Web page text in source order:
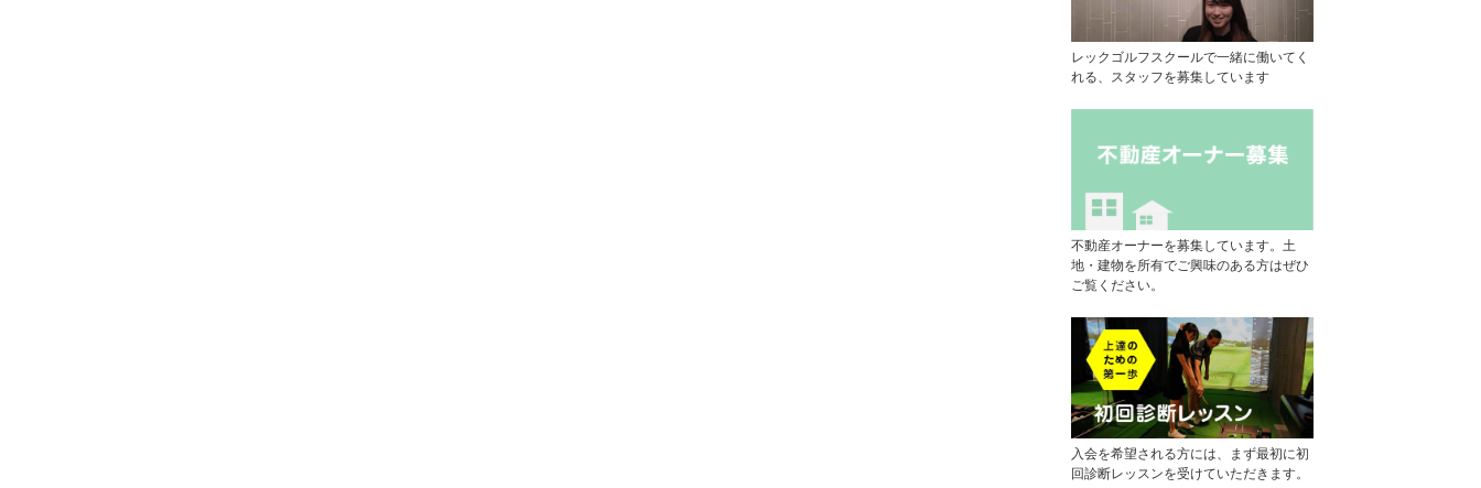
レックゴルフスクールで一緒に働いてく
れる、スタッフを募集しています
不動産オーナーを募集しています。土
地・建物を所有でご興味のある方はぜひ
ご覧ください。
入会を希望される方には、まず最初に初
回診断レッスンを受けていただきます。